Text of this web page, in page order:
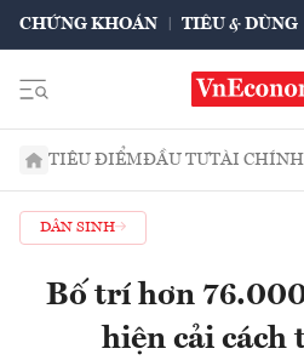
CHỨNG KHOÁN TIÊU & DÙNG
TIÊU ĐIỂMĐẦU TƯTÀI CHÍNH
DÂN SINH
Bố trí hơn
hiện cải cách